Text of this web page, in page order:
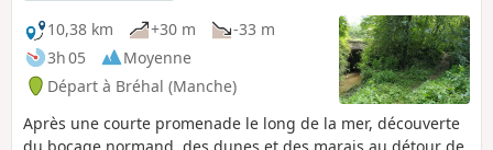
10,38 km
+30 m
-33 m
3h 05
Moyenne
Départ à Bréhal (Manche)
Après une courte promenade le long de la mer, découverte
du bocage normand, des dunes et des marais au détour de